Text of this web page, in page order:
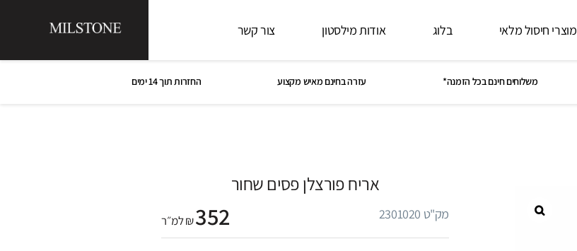
מוצרי חיסול מלאי בלוג אודות מילסטון צור קשר
משלוחים חינם בכל הזמנה* עזרה בחינם מאיש מקצוע החזרות תוך 14 ימים
אריח פורצלן פסים שחור
מק"ט 2301020 352₪ למ״ר